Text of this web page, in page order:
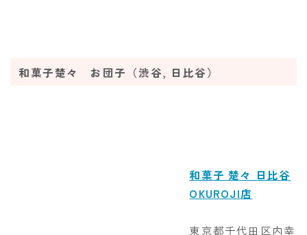
和菓子楚々 お団子（渋谷, 日比谷）
和菓子 楚々 日比谷
OKUROJI店
東京都千代田区内幸